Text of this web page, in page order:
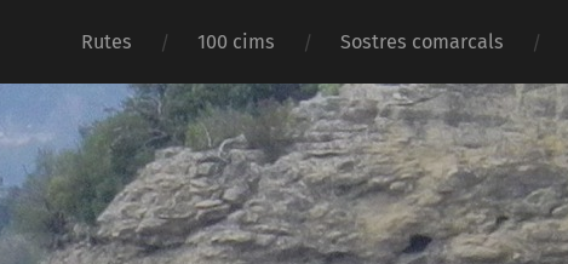
Rutes 100 cims Sostres comarcals